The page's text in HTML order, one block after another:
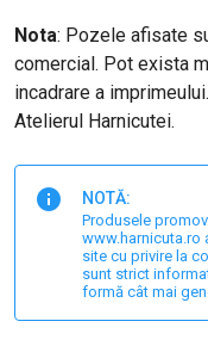
Nota: Pozele afisate
comercial. Pot exista
incadrare a
Atelierul Harnicutei.
NOTĂ:
Produsele
www.harnicuta.ro
site cu privire la
sunt strict
formă cât mai